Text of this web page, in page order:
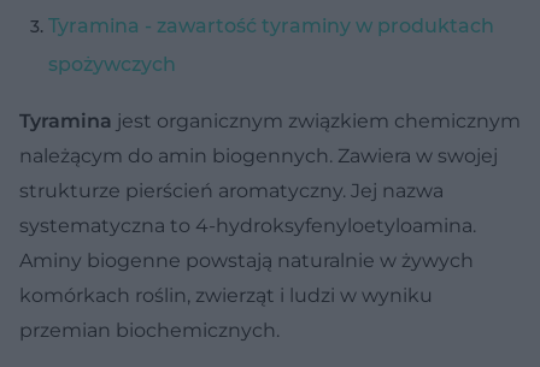
Tyramina - zawartość tyraminy w produktach
spożywczych
Tyramina jest organicznym związkiem chemicznym
należącym do amin biogennych. Zawiera w swojej
strukturze pierścień aromatyczny. Jej nazwa
systematyczna to 4-hydroksyfenyloetyloamina.
Aminy biogenne powstają naturalnie w żywych
komórkach roślin, zwierząt i ludzi w wyniku
przemian biochemicznych.